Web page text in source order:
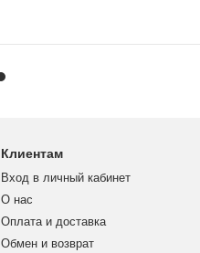
Клиентам
Вход в личный кабинет
О нас
Оплата и доставка
Обмен и возврат